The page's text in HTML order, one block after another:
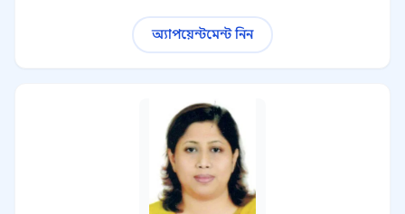
অ্যাপয়েন্টমেন্ট নিন